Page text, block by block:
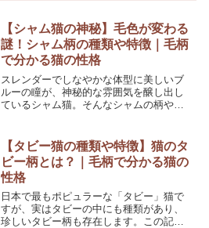
【シャム猫の神秘】毛色が変わる
謎！シャム柄の種類や特徴｜毛柄
で分かる猫の性格
スレンダーでしなやかな体型に美しいブ
ルーの瞳が、神秘的な雰囲気を醸し出し
ているシャム猫。そんなシャムの柄や性
ャム猫のように鼻先やしっぽ・耳・足先
に濃い色がつく毛柄を「ポ...
【タビー猫の種類や特徴】猫のタ
ビー柄とは？｜毛柄で分かる猫の
性格
日本で最もポピュラーな「タビー」猫で
すが、実はタビーの中にも種類があり、
珍しいタビー柄も存在します。この記事